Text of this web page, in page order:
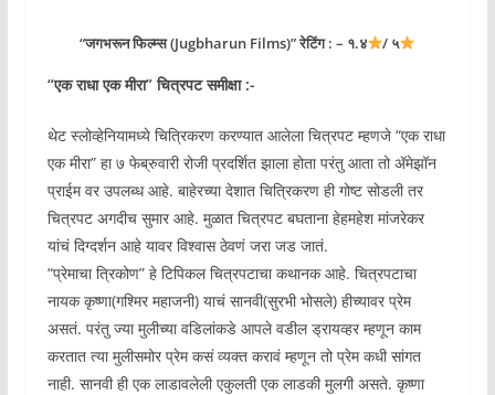
“जगभरून फिल्म्स (Jugbharun Films)” रेटिंग : – १.४ / ५
“एक राधा एक मीरा” चित्रपट समीक्षा :-
थेट स्लोव्हेनियामध्ये चित्रिकरण करण्यात आलेला चित्रपट म्हणजे “एक राधा
एक मीरा” हा ७ फेब्रुवारी रोजी प्रदर्शित झाला होता परंतु आता तो ॲमेझॉन
प्राईम वर उपलब्ध आहे. बाहेरच्या देशात चित्रिकरण ही गोष्ट सोडली तर
चित्रपट अगदीच सुमार आहे. मुळात चित्रपट बघताना हेहमहेश मांजरेकर
यांचं दिग्दर्शन आहे यावर विश्वास ठेवणं जरा जड जातं.
“प्रेमाचा त्रिकोण” हे टिपिकल चित्रपटाचा कथानक आहे. चित्रपटाचा
नायक कृष्णा(गश्मिर महाजनी) याचं सानवी(सुरभी भोसले) हीच्यावर प्रेम
असतं. परंतु ज्या मुलीच्या वडिलांकडे आपले वडील ड्रायव्हर म्हणून काम
करतात त्या मुलीसमोर प्रेम कसं व्यक्त करावं म्हणून तो प्रेम कधी सांगत
नाही. सानवी ही एक लाडावलेली एकुलती एक लाडकी मुलगी असते. कृष्णा